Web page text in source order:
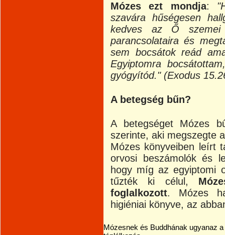
Mózes ezt mondja:
szavára hűségesen
kedves az Ő
parancsolataira és
sem bocsátok reád
Egyiptomra
gyógyítód." (Exodus
A betegség bűn?
A betegséget Mózes
szerinte, aki megszegte
Mózes könyveiben leírt
orvosi beszámolók és
hogy míg az egyiptomi
tűzték ki célul,
foglalkozott. Mózes
higiéniai könyve, az
Mózesnek és Buddhának ugyanaz